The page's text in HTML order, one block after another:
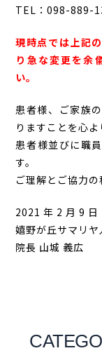
TEL：098-889-
現時点では上記
り急な変更を余
い。
患者様、ご家族
りますことを心よ
患者様並びに職
す。
ご理解とご協力の
2021 年 2 月 9 日
嬉野が丘サマリヤ
院長 山城 義広